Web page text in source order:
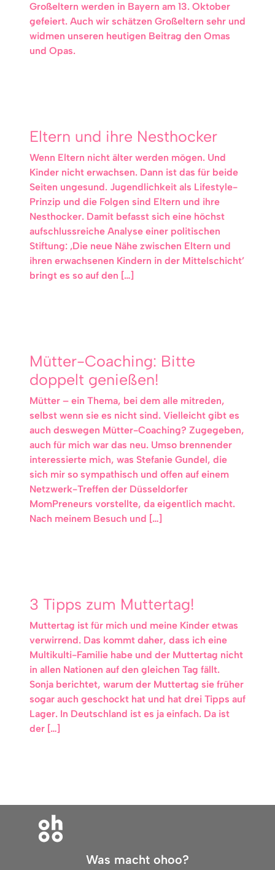
Großeltern werden in Bayern am 13. Oktober
gefeiert. Auch wir schätzen Großeltern sehr und
widmen unseren heutigen Beitrag den Omas
und Opas.
Eltern und ihre Nesthocker
Wenn Eltern nicht älter werden mögen. Und
Kinder nicht erwachsen. Dann ist das für beide
Seiten ungesund. Jugendlichkeit als Lifestyle-
Prinzip und die Folgen sind Eltern und ihre
Nesthocker. Damit befasst sich eine höchst
aufschlussreiche Analyse einer politischen
Stiftung: ‚Die neue Nähe zwischen Eltern und
ihren erwachsenen Kindern in der Mittelschicht’
bringt es so auf den […]
Mütter-Coaching: Bitte
doppelt genießen!
Mütter – ein Thema, bei dem alle mitreden,
selbst wenn sie es nicht sind. Vielleicht gibt es
auch deswegen Mütter-Coaching? Zugegeben,
auch für mich war das neu. Umso brennender
interessierte mich, was Stefanie Gundel, die
sich mir so sympathisch und offen auf einem
Netzwerk-Treffen der Düsseldorfer
MomPreneurs vorstellte, da eigentlich macht.
Nach meinem Besuch und […]
3 Tipps zum Muttertag!
Muttertag ist für mich und meine Kinder etwas
verwirrend. Das kommt daher, dass ich eine
Multikulti-Familie habe und der Muttertag nicht
in allen Nationen auf den gleichen Tag fällt.
Sonja berichtet, warum der Muttertag sie früher
sogar auch geschockt hat und hat drei Tipps auf
Lager. In Deutschland ist es ja einfach. Da ist
der […]
Was macht ohoo?